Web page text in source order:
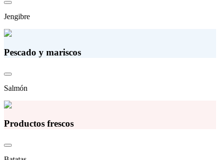
Jengibre
Pescado y mariscos
Salmón
Productos frescos